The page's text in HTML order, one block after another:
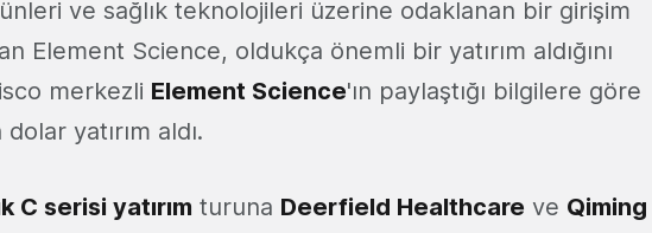
ve sağlık teknolojileri üzerine odaklanan bir girişim
Element Science, oldukça önemli bir yatırım aldığını
merkezli Element Science'ın paylaştığı bilgilere göre
yatırım aldı.
C serisi yatırım turuna Deerfield Healthcare ve Qiming